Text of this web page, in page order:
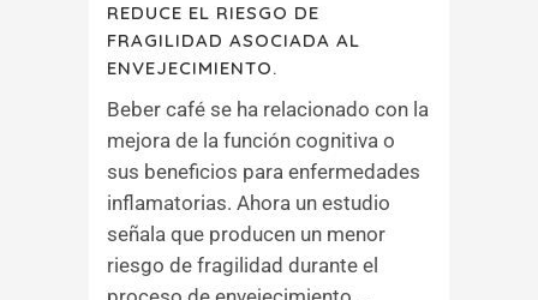
REDUCE EL RIESGO DE
FRAGILIDAD ASOCIADA AL
ENVEJECIMIENTO.
Beber café se ha relacionado con la
mejora de la función cognitiva o
sus beneficios para enfermedades
inflamatorias. Ahora un estudio
señala que producen un menor
riesgo de fragilidad durante el